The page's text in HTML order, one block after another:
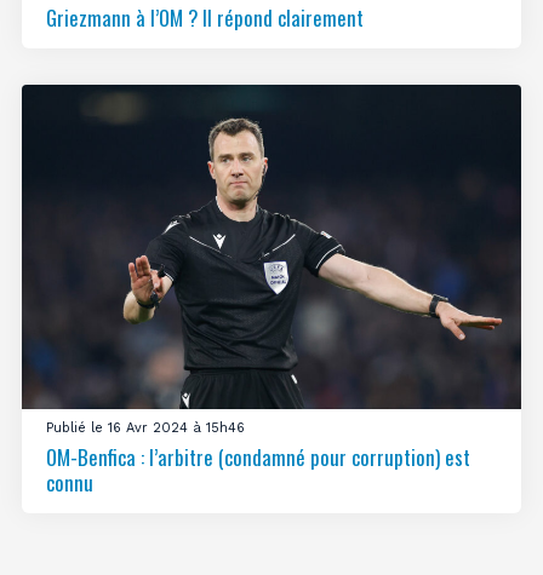
Griezmann à l’OM ? Il répond clairement
Publié le 16 Avr 2024 à 15h46
OM-Benfica : l’arbitre (condamné pour corruption) est
connu